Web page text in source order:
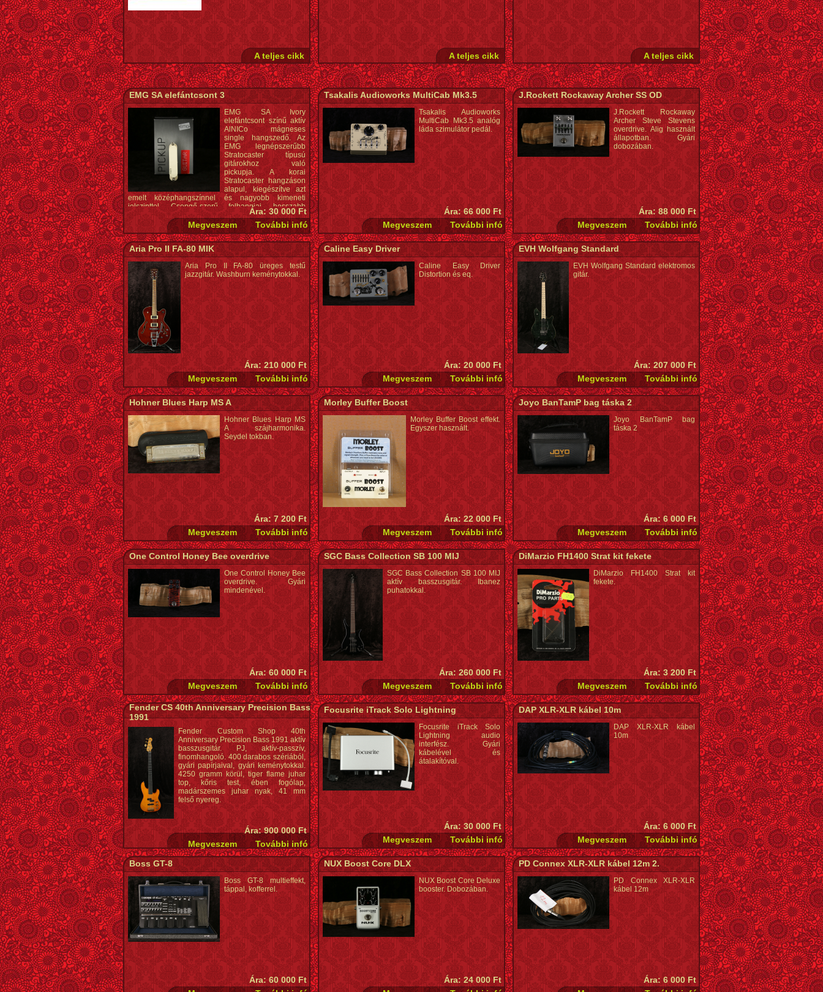
A teljes cikk A teljes cikk A teljes cikk
EMG SA elefántcsont 3
EMG SA Ivory
elefántcsont színű aktív
AlNICo mágneses
single hangszedő. Az
EMG legnépszerűbb
Stratocaster típusú
gitárokhoz való
pickupja. A korai
Stratocaster hangzáson
alapul, kiegészítve azt
emelt középhangszínnel és nagyobb kimeneti
jelszinttel. Csengő-szerű felhangjai, hosszabb
kicsengése sokoldalúbbá teszi, mint az átlagos
single-coil hangszedők. A beépített aktív előfok
gyakorlatilag kizár minden zajt.. * Konstrukció:
Single-coil, aktív * Mágnes: 1db Alnico hasáb * Méret:
Standard (Stratocaster) Single-coil * Szín: Matt fekete
* Vezeték: 3-szálú, EMG-exkluzív * Tartozékok: EMG
Quik-Connect kábel, csavarok és rugók, hangerő és
hangszín potméter, 9V-os elem és jackdugó aljzat *
Ajánlott pozíció: nyak/közép/híd
Ára: 30 000 Ft
Tsakalis Audioworks MultiCab Mk3.5
Tsakalis Audioworks
MultiCab Mk3.5 analóg
láda szimulátor pedál.
Ára: 66 000 Ft
J.Rockett Rockaway Archer SS OD
J.Rockett Rockaway
Archer Steve Stevens
overdrive. Alig használt
állapotban. Gyári
dobozában.
Ára: 88 000 Ft
Aria Pro II FA-80 MIK
Aria Pro II FA-80 üreges testű
jazzgitár. Washburn keménytokkal.
Ára: 210 000 Ft
Caline Easy Driver
Caline Easy Driver
Distortion és eq.
Ára: 20 000 Ft
EVH Wolfgang Standard
EVH Wolfgang Standard elektromos
gitár.
Ára: 207 000 Ft
Hohner Blues Harp MS A
Hohner Blues Harp MS
A szájharmonika.
Seydel tokban.
Ára: 7 200 Ft
Morley Buffer Boost
Morley Buffer Boost effekt.
Egyszer használt.
Ára: 22 000 Ft
Joyo BanTamP bag táska 2
Joyo BanTamP bag
táska 2
Ára: 6 000 Ft
One Control Honey Bee overdrive
One Control Honey Bee
overdrive. Gyári
mindenével.
Ára: 60 000 Ft
SGC Bass Collection SB 100 MIJ
SGC Bass Collection SB 100 MIJ
aktív basszusgitár. Ibanez
puhatokkal.
Ára: 260 000 Ft
DiMarzio FH1400 Strat kit fekete
DiMarzio FH1400 Strat kit
fekete.
Ára: 3 200 Ft
Fender CS 40th Anniversary Precision Bass
1991
Fender Custom Shop 40th
Anniversary Precision Bass 1991 aktív
basszusgitár. PJ, aktív-passzív,
finomhangoló. 400 darabos szériából,
gyári papírjaival, gyári keménytokkal.
4250 gramm körül, tiger flame juhar
top, kőris test, ében fogólap,
madárszemes juhar nyak, 41 mm
felső nyereg.
Ára: 900 000 Ft
Focusrite iTrack Solo Lightning
Focusrite iTrack Solo
Lightning audio
interfész. Gyári
kábelével és
átalakítóval.
Ára: 30 000 Ft
DAP XLR-XLR kábel 10m
DAP XLR-XLR kábel
10m
Ára: 6 000 Ft
Boss GT-8
Boss GT-8 multieffekt,
táppal, kofferrel.
Ára: 60 000 Ft
NUX Boost Core DLX
NUX Boost Core Deluxe
booster. Dobozában.
Ára: 24 000 Ft
PD Connex XLR-XLR kábel 12m 2.
PD Connex XLR-XLR
kábel 12m
Ára: 6 000 Ft